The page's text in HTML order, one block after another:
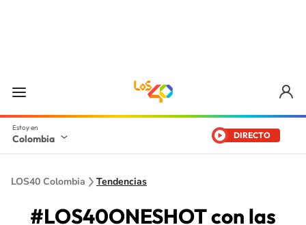
Colombia DIRECTO
LOS40 Colombia Tendencias
#LOS40ONESHOT con las